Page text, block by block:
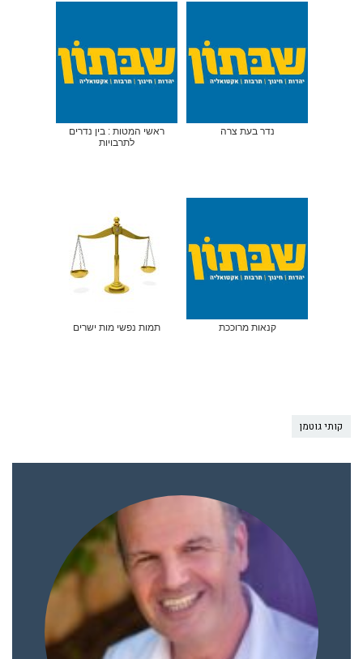
נדר בעת צרה
ראשי המטות : בין נדרים
לתרבויות
קנאות מרוככת תמות נפשי מות ישרים
קותי גוטמן